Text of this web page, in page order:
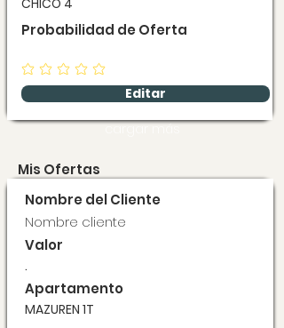
Probabilidad de Oferta
Editar
cargar más
Mis Ofertas
Nombre del Cliente
Nombre cliente
Valor
.
Apartamento
MAZUREN 1T